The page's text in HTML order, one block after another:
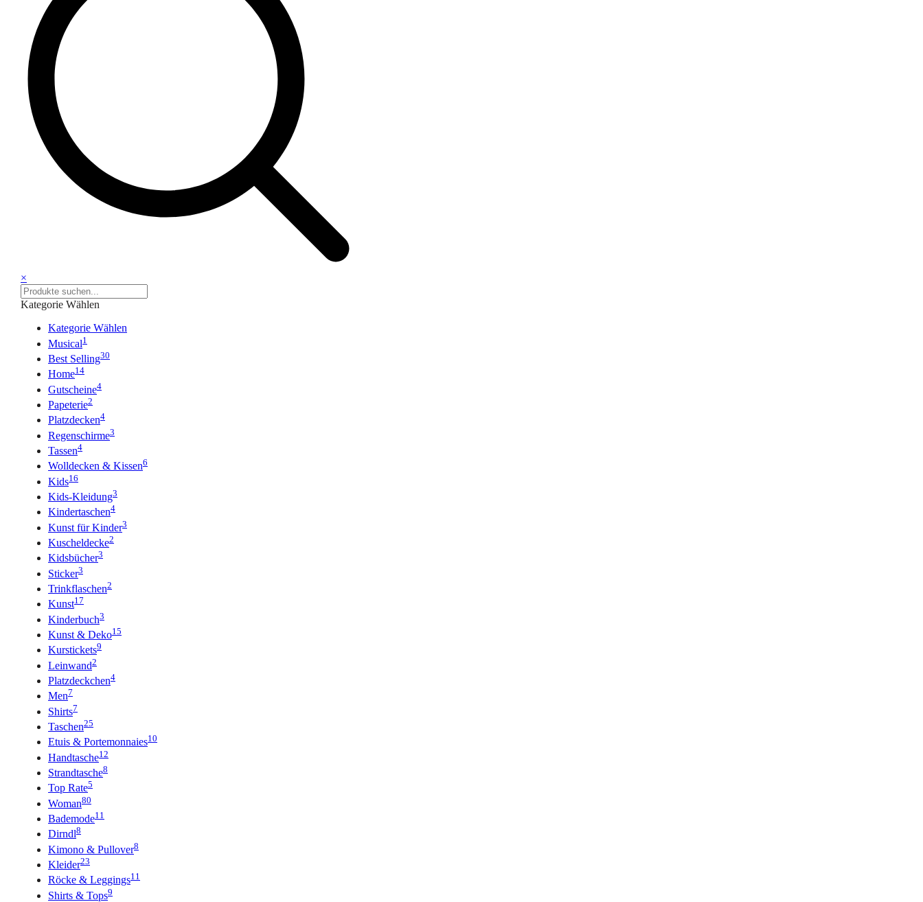
×
Kategorie Wählen
Kategorie Wählen
Musical1
Best Selling30
Home14
Gutscheine4
Papeterie2
Platzdecken4
Regenschirme3
Tassen4
Wolldecken & Kissen6
Kids16
Kids-Kleidung3
Kindertaschen4
Kunst für Kinder3
Kuscheldecke2
Kidsbücher3
Sticker3
Trinkflaschen2
Kunst17
Kinderbuch3
Kunst & Deko15
Kurstickets9
Leinwand2
Platzdeckchen4
Men7
Shirts7
Taschen25
Etuis & Portemonnaies10
Handtasche12
Strandtasche8
Top Rate5
Woman80
Bademode11
Dirndl8
Kimono & Pullover8
Kleider23
Röcke & Leggings11
Shirts & Tops9